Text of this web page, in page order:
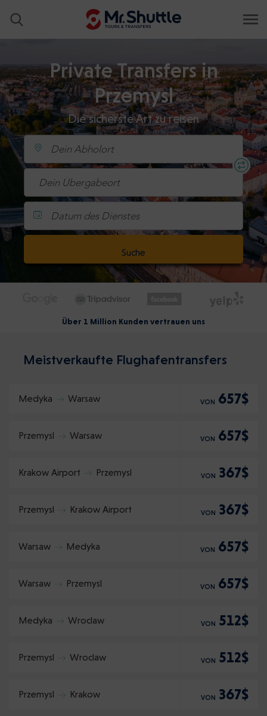
Private Transfers in
Przemysl
Die sicherste Art zu reisen
Datum des Dienstes
Suche
Über 1 Million Kunden vertrauen uns
Meistverkaufte Flughafentransfers
Medyka Warsaw VON 657$
Przemysl Warsaw VON 657$
Krakow Airport Przemysl VON 367$
Przemysl Krakow Airport VON 367$
Warsaw Medyka VON 657$
Warsaw Przemysl VON 657$
Medyka Wroclaw VON 512$
Przemysl Wroclaw VON 512$
Przemysl Krakow VON 367$